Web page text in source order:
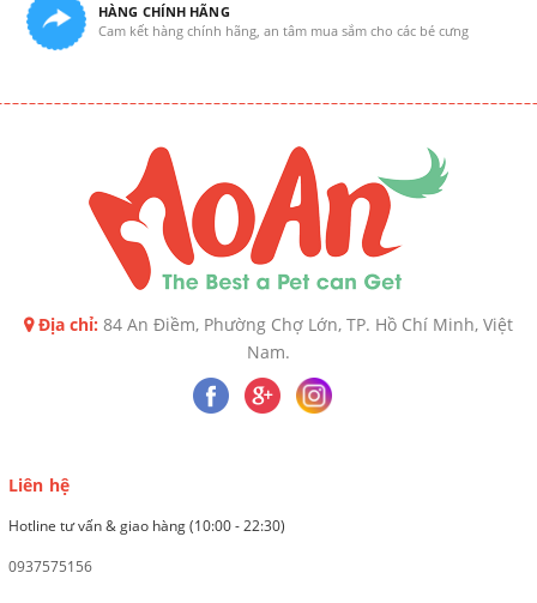
HÀNG CHÍNH HÃNG
Cam kết hàng chính hãng, an tâm mua sắm cho các bé cưng
Địa chỉ: 84 An Điềm, Phường Chợ Lớn, TP. Hồ Chí Minh, Việt
Nam.
Liên hệ
Hotline tư vấn & giao hàng (10:00 - 22:30)
0937575156